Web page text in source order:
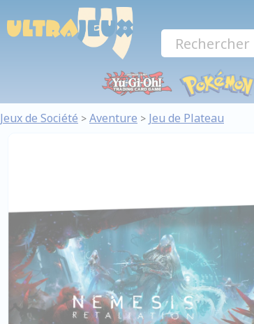
Jeux de Société > Aventure > Jeu de Plateau
Panneau de gestion des cookies